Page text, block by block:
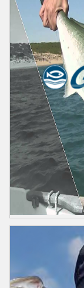
Camminare
Üründür.Yüksek
Derece Soğuğa
Tercih Nedeni Çok
Ortama Uygun
Grauvell
Ülkede
Göl Olta
Bulabilirsiniz.Bir